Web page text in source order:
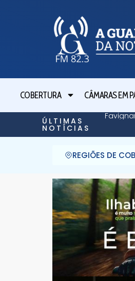
COBERTURA CÂMARAS EM
ÚLTIMAS
NOTÍCIAS
REGIÕES DE